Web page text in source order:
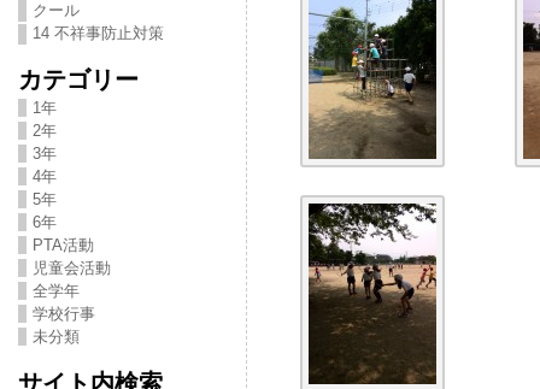
クール
14 不祥事防止対策
カテゴリー
1年
2年
3年
4年
5年
6年
PTA活動
児童会活動
全学年
学校行事
未分類
サイト内検索